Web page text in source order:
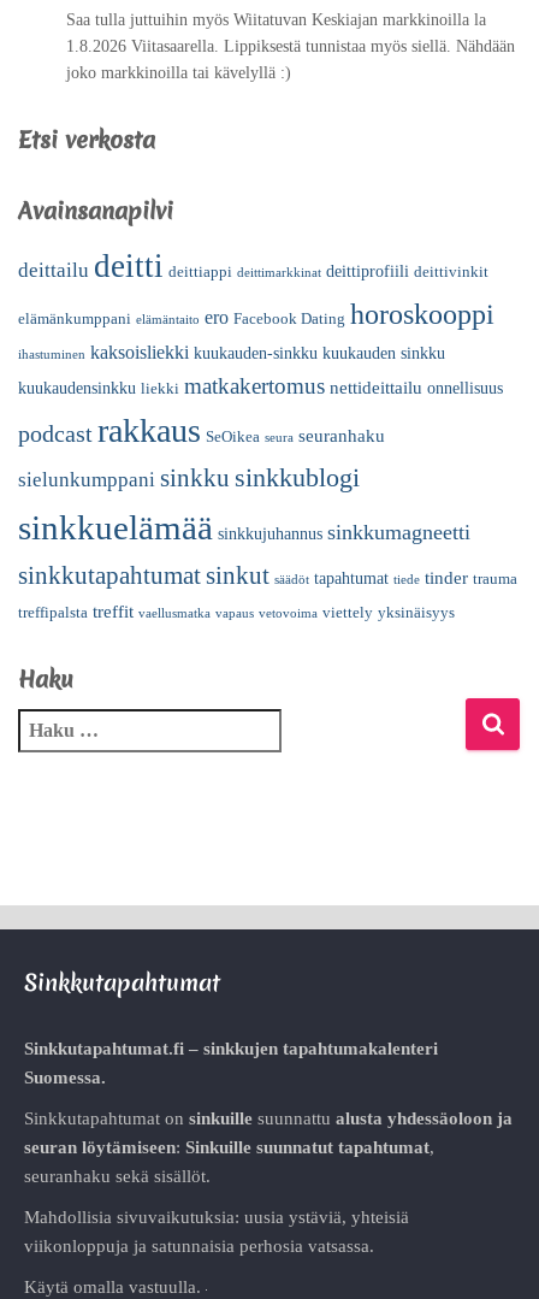
Saa tulla juttuihin myös Wiitatuvan Keskiajan markkinoilla la
1.8.2026 Viitasaarella. Lippiksestä tunnistaa myös siellä. Nähdään
joko markkinoilla tai kävelyllä :)
Etsi verkosta
Avainsanapilvi
deittailu deitti deittiappi deittimarkkinat deittiprofiili deittivinkit
elämänkumppani elämäntaito ero Facebook Dating horoskooppi
ihastuminen kaksoisliekki kuukauden-sinkku kuukauden sinkku
kuukaudensinkku liekki matkakertomus nettideittailu onnellisuus
podcastrakkaus SeOikea seura seuranhaku
sielunkumppani sinkku sinkkublogi
sinkkuelämää sinkkujuhannus sinkkumagneetti
sinkkutapahtumatsinkut säädöt tapahtumat tiede tinder trauma
treffipalsta treffit vaellusmatka vapaus vetovoima viettely yksinäisyys
Haku
Sinkkutapahtumat
Sinkkutapahtumat.fi – sinkkujen tapahtumakalenteri
Suomessa.
Sinkkutapahtumat on sinkuille suunnattu alusta yhdessäoloon ja
seuran löytämiseen: Sinkuille suunnatut tapahtumat,
seuranhaku sekä sisällöt.
Mahdollisia sivuvaikutuksia: uusia ystäviä, yhteisiä
viikonloppuja ja satunnaisia perhosia vatsassa.
Käytä omalla vastuulla.